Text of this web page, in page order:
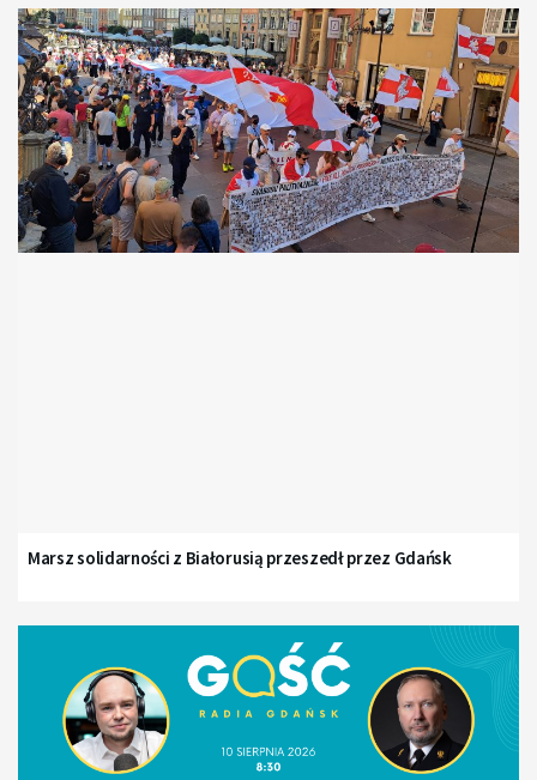
Marsz solidarności z Białorusią przeszedł przez Gdańsk